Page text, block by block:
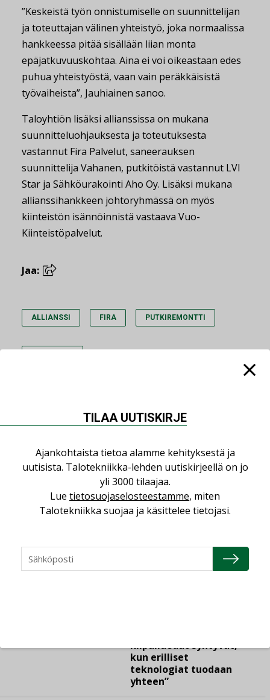
”Keskeistä työn onnistumiselle on suunnittelijan
ja toteuttajan välinen yhteistyö, joka normaalissa
hankkeessa pitää sisällään liian monta
epäjatkuvuuskohtaa. Aina ei voi oikeastaan edes
puhua yhteistyöstä, vaan vain peräkkäisistä
työvaiheista”, Jauhiainen sanoo.
Taloyhtiön lisäksi allianssissa on mukana
suunnitteluohjauksesta ja toteutuksesta
vastannut Fira Palvelut, saneerauksen
suunnittelija Vahanen, putkitöistä vastannut LVI
Star ja Sähköurakointi Aho Oy. Lisäksi mukana
allianssihankkeen johtoryhmässä on myös
kiinteistön isännöinnistä vastaava Vuo-
Kiinteistöpalvelut.
Jaa:
ALLIANSSI FIRA PUTKIREMONTTI
Lue lisää
LEHDEN ARTIKKELIT
06.08.2026
Puutteellinen eristys
lisää lämpöhäviöitä
kilpailuedut syntyvät,
kun erilliset
teknologiat tuodaan
yhteen”
TILAA UUTISKIRJE
Ajankohtaista tietoa alamme kehityksestä ja
uutisista. Talotekniikka-lehden uutiskirjeellä on jo
yli 3000 tilaajaa.
Lue tietosuojaselosteestamme, miten
Talotekniikka suojaa ja käsittelee tietojasi.